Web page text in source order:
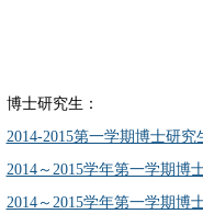
博士研究生：
2014-2015第一学期博士研究
2014～2015学年第一学期博
2014～2015学年第一学期博